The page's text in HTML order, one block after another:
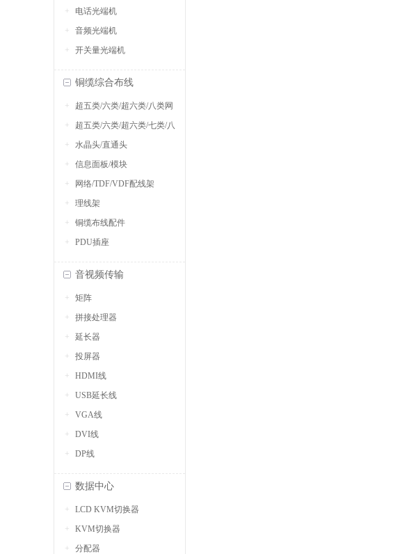
电话光端机
音频光端机
开关量光端机
铜缆综合布线
超五类/六类/超六类/八类网
络跳线
超五类/六类/超六类/七类/八
类网线
水晶头/直通头
信息面板/模块
网络/TDF/VDF配线架
理线架
铜缆布线配件
PDU插座
音视频传输
矩阵
拼接处理器
延长器
投屏器
HDMI线
USB延长线
VGA线
DVI线
DP线
数据中心
LCD KVM切换器
KVM切换器
分配器